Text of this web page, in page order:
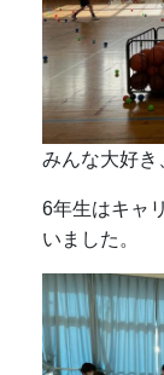
みんな大好き
6年生はキャ
いました。